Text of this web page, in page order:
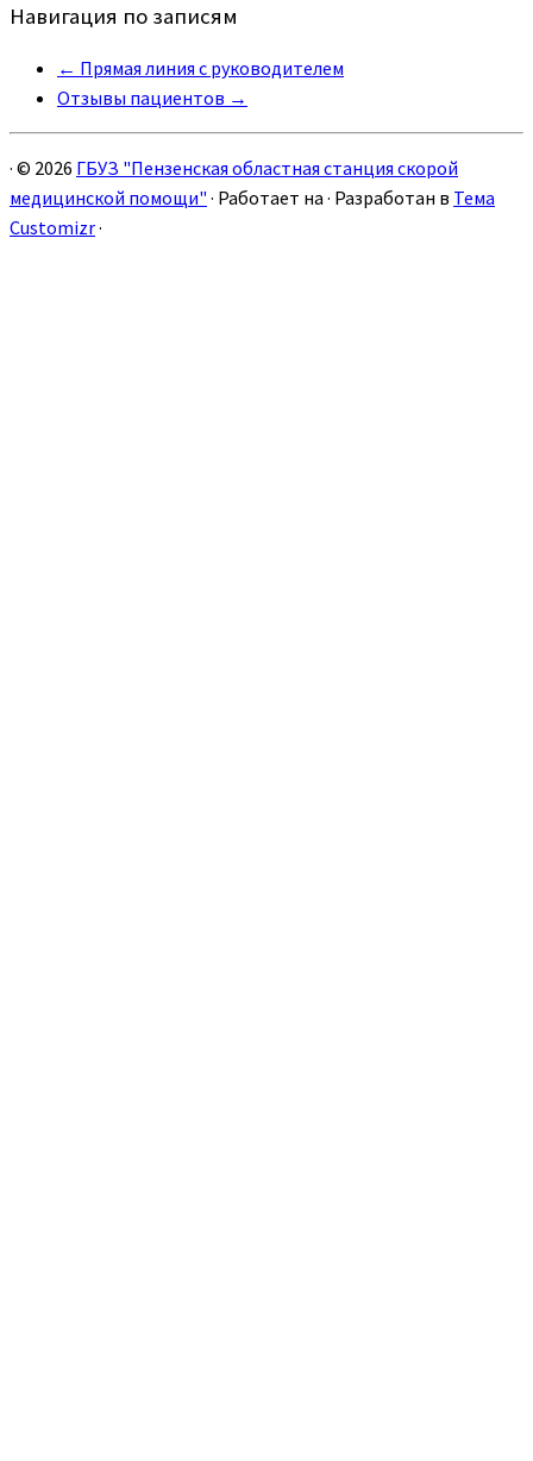
Навигация по записям
← Прямая линия с руководителем
Отзывы пациентов →
· © 2026 ГБУЗ "Пензенская областная станция скорой
медицинской помощи" · Работает на · Разработан в Тема
Customizr·